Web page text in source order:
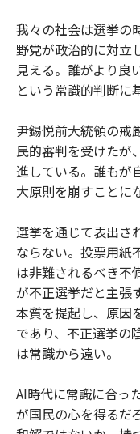
我々の社会は選挙の
野党が政治的に対立
見える。誰がより良
という常識的判断に
尹錫悦前大統領の戒
民的審判を受けたが
進している。誰もが
大原則を崩すことに
選挙を通じて表出さ
ならない。投票用紙
は非難されるべき不
が不正選挙だと主張
本質を提起し、原因
であり、不正選挙の
は常識から遠い。
AI時代に常識に合っ
が国民の心を得るだ